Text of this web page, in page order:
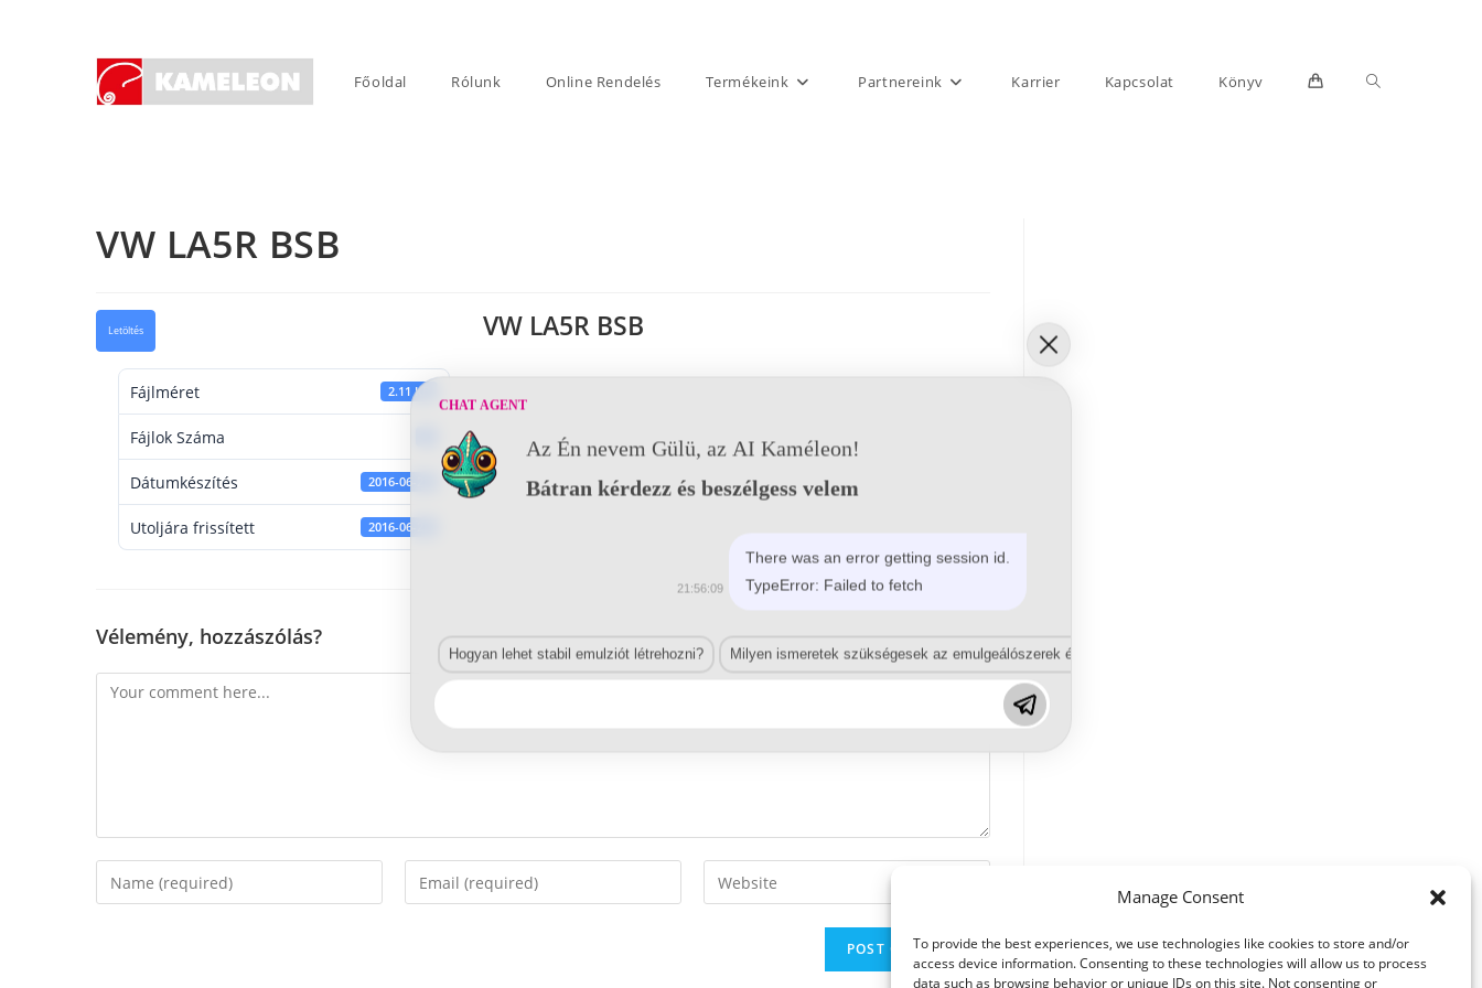
Manage Consent
To provide the best experiences, we use technologies like cookies to store and/or
access device information. Consenting to these technologies will allow us to process
data such as browsing behavior or unique IDs on this site. Not consenting or
Főoldal Rólunk Online Rendelés Termékeink Partnereink Karrier Kapcsolat Könyv Toggle
VW LA5R BSB
Letöltés
Fájlméret 2.11 KB
Fájlok Száma
Dátumkészítés 2016-06-22
Utoljára frissített 2016-06-22
VW LA5R BSB
Vélemény, hozzászólás?
Comment
Enter
your
Enter
your
Enter
your
CHAT AGENT
Az Én nevem Gülü, az AI Kaméleon!
Bátran kérdezz és beszélgess velem
There was an error getting session id.
TypeError: Failed to fetch
21:56:09
Hogyan lehet stabil emulziót létrehozni? Milyen ismeretek szükségesek az emulgeálószerek és diszpergálószerek terén?